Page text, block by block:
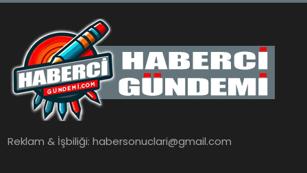
Reklam & İşbiliği:habersonuclari@gmail.com